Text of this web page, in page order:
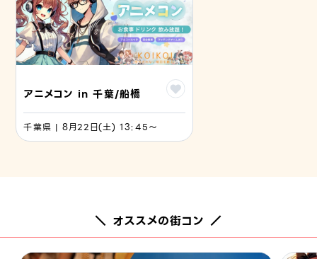
アニメコン in 千葉/船橋
千葉県 | 8月22日(土) 13:45〜
＼ オススメの街コン ／